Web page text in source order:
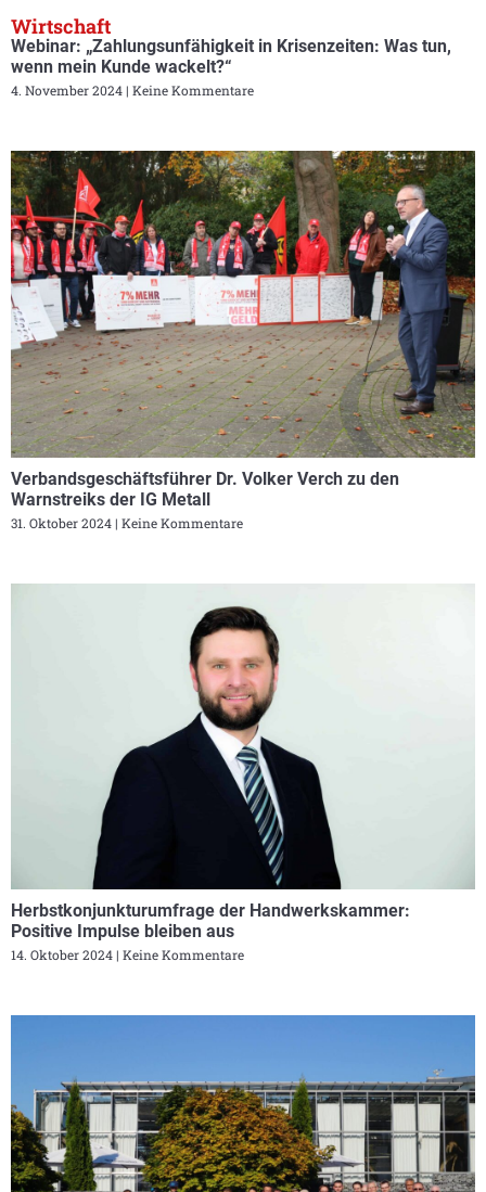
Wirtschaft
Webinar: „Zahlungsunfähigkeit in Krisenzeiten: Was tun,
wenn mein Kunde wackelt?“
4. November 2024 Keine Kommentare
Verbandsgeschäftsführer Dr. Volker Verch zu den
Warnstreiks der IG Metall
31. Oktober 2024 Keine Kommentare
Herbstkonjunkturumfrage der Handwerkskammer:
Positive Impulse bleiben aus
14. Oktober 2024 Keine Kommentare